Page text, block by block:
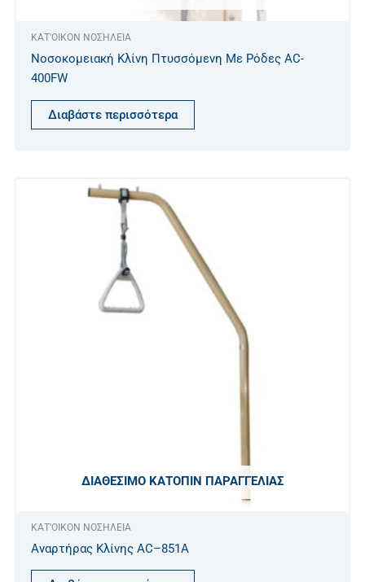
ΚΑΤ'ΟΙΚΟΝ ΝΟΣΗΛΕΙΑ
Νοσοκομειακή Κλίνη Πτυσσόμενη Με Ρόδες AC-
400FW
Διαβάστε περισσότερα
ΔΙΑΘΈΣΙΜΟ ΚΑΤΌΠΙΝ ΠΑΡΑΓΓΕΛΊΑΣ
ΚΑΤ'ΟΙΚΟΝ ΝΟΣΗΛΕΙΑ
Αναρτήρας Κλίνης AC–851A